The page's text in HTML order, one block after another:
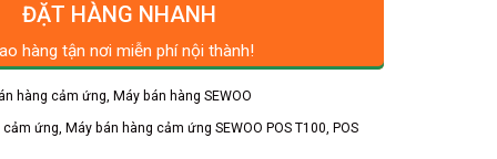
ĐẶT HÀNG NHANH
hàng tận nơi miễn phí nội thành!
hàng cảm ứng, Máy bán hàng SEWOO
cảm ứng, Máy bán hàng cảm ứng SEWOO POS T100, POS